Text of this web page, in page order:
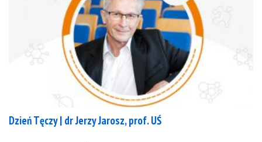
Dzień Tęczy | dr Jerzy Jarosz, prof. UŚ